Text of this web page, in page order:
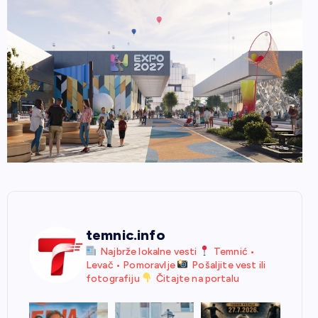
temnic.info
Najbrže lokalne vesti
Temnić •
Levač • Pomoravlje
Pošaljite vest ili
fotografiju
Čitajte na portalu